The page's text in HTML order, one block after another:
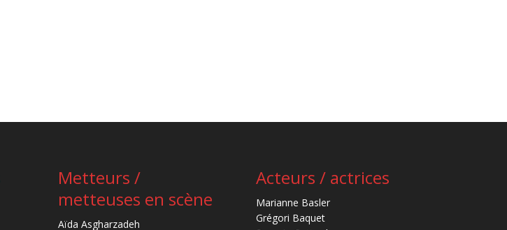
Metteurs /
metteuses en scène
Aïda Asgharzadeh
Acteurs / actrices
Marianne Basler
Grégori Baquet